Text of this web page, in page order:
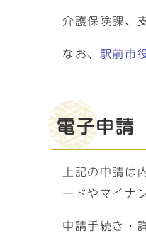
介護保険課、
なお、 駅前市
電子申請
上記の申請は
ードやマイナ
申請手続き・